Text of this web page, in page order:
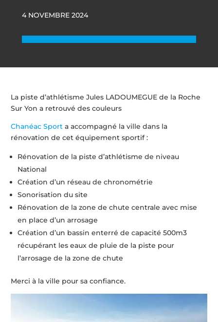
4 NOVEMBRE 2024
La piste d’athlétisme Jules LADOUMEGUE de la Roche
Sur Yon a retrouvé des couleurs
Chanéac Sport a accompagné la ville dans la
rénovation de cet équipement sportif :
Rénovation de la piste d’athlétisme de niveau
National
Création d’un réseau de chronométrie
Sonorisation du site
Rénovation de la zone de chute centrale avec mise
en place d’un arrosage
Création d’un bassin enterré de capacité 500m3
récupérant les eaux de pluie de la piste pour
l’arrosage de la zone de chute
Merci à la ville pour sa confiance.